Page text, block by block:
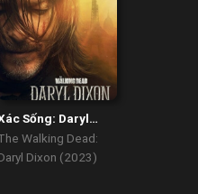
Sống: Daryl
Walking Dead:
Dixon (2023)